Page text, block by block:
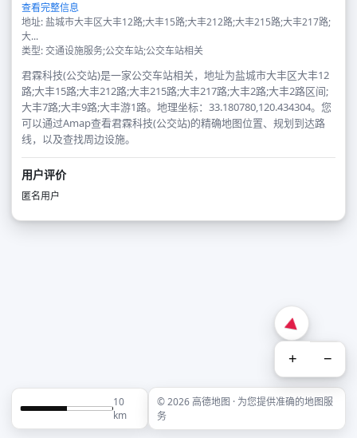
查看完整信息
地址: 盐城市大丰区大丰12路;大丰15路;大丰212路;大丰215路;大丰217路;
大...
类型: 交通设施服务;公交车站;公交车站相关
君霖科技(公交站)是一家公交车站相关，地址为盐城市大丰区大丰12
路;大丰15路;大丰212路;大丰215路;大丰217路;大丰2路;大丰2路区间;
大丰7路;大丰9路;大丰游1路。地理坐标：33.180780,120.434304。您
可以通过Amap查看君霖科技(公交站)的精确地图位置、规划到达路
线，以及查找周边设施。
用户评价
匿名用户
+ −
10
km
© 2026 高德地图 · 为您提供准确的地图服
务